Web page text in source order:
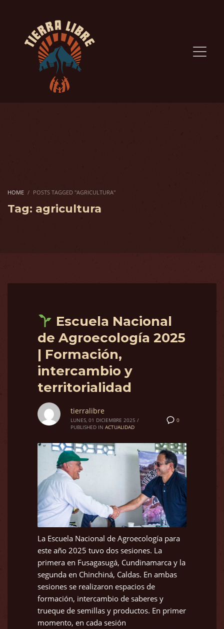
HOME POSTS TAGGED "AGRICULTURA"
Tag: agricultura
Escuela Nacional
de Agroecología 2025
| Formación,
intercambio y
territorialidad
0
tierralibre
LUNES, 01 DICIEMBRE 2025 /
PUBLISHED IN ACTUALIDAD
La Escuela Nacional de Agroecología para
este año 2025 tuvo dos sesiones. La
primera en Fusagasugá, Cundinamarca y la
segunda en Chinchiná, Caldas. En ambas
sesiones se realizaron espacios de
formación, intercambio de saberes y
trueque de semillas y productos. En primer
momento, en cada sesión